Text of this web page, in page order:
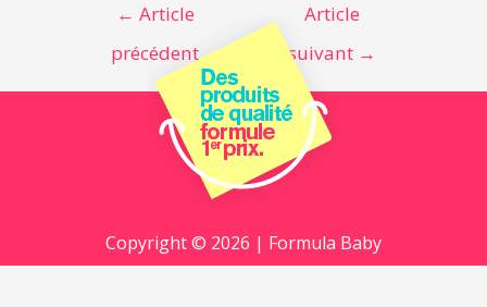
← Article
précédent
Article
suivant →
Copyright © 2026 | Formula Baby